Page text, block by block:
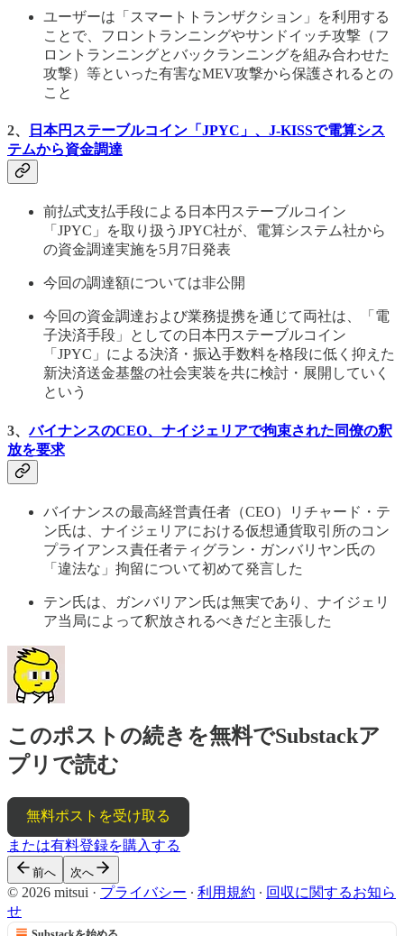
ユーザーは「スマートトランザクション」を利用する
ことで、フロントランニングやサンドイッチ攻撃（フ
ロントランニングとバックランニングを組み合わせた
攻撃）等といった有害なMEV攻撃から保護されるとの
こと
2、
日本円ステーブルコイン「JPYC」、J-KISSで電算シス
テムから資金調達
前払式支払手段による日本円ステーブルコイン
「JPYC」を取り扱うJPYC社が、電算システム社から
の資金調達実施を5月7日発表
今回の調達額については非公開
今回の資金調達および業務提携を通じて両社は、「電
子決済手段」としての日本円ステーブルコイン
「JPYC」による決済・振込手数料を格段に低く抑えた
新決済送金基盤の社会実装を共に検討・展開していく
という
3、バイナンスのCEO、ナイジェリアで拘束された同僚の釈
放を要求
バイナンスの最高経営責任者（CEO）リチャード・テ
ン氏は、ナイジェリアにおける仮想通貨取引所のコン
プライアンス責任者ティグラン・ガンバリヤン氏の
「違法な」拘留について初めて発言した
テン氏は、ガンバリアン氏は無実であり、ナイジェリ
ア当局によって釈放されるべきだと主張した
このポストの続きを無料でSubstackア
プリで読む
無料ポストを受け取る
または有料登録を購入する
前へ 次へ
© 2026 mitsui · プライバシー ∙ 利用規約 ∙ 回収に関するお知ら
せ